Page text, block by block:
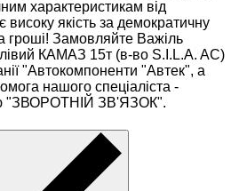
характеристикам від
якість за демократичну
гроші! Замовляйте Важіль
КАМАЗ 15т (в-во S.I.L.A. AC)
"Автокомпоненти "Автек", а
нашого спеціаліста -
"ЗВОРОТНІЙ ЗВ'ЯЗОК".